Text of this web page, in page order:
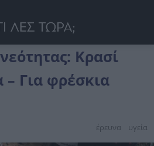
Κρασί
– Για φρέσκια
έρευνα υγεία